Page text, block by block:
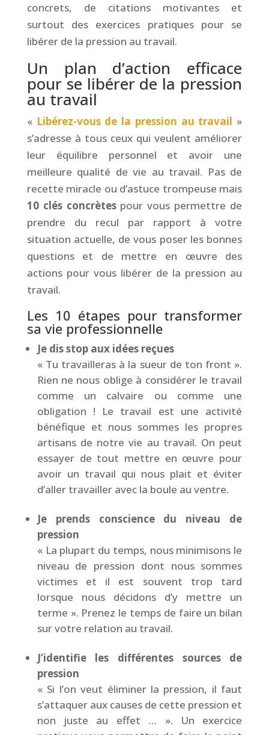
concrets, de citations motivantes et
surtout des exercices pratiques pour se
libérer de la pression au travail.
Un plan d’action efficace
pour se libérer de la pression
au travail
« Libérez-vous de la pression au travail »
s’adresse à tous ceux qui veulent améliorer
leur équilibre personnel et avoir une
meilleure qualité de vie au travail. Pas de
recette miracle ou d’astuce trompeuse mais
10 clés concrètespour vous permettre de
prendre du recul par rapport à votre
situation actuelle, de vous poser les bonnes
questions et de mettre en œuvre des
actions pour vous libérer de la pression au
travail.
Les 10 étapes pour transformer
sa vie professionnelle
Je dis stop aux idées reçues
« Tu travailleras à la sueur de ton front ».
Rien ne nous oblige à considérer le travail
comme un calvaire ou comme une
obligation ! Le travail est une activité
bénéfique et nous sommes les propres
artisans de notre vie au travail. On peut
essayer de tout mettre en œuvre pour
avoir un travail qui nous plait et éviter
d’aller travailler avec la boule au ventre.
Je prends conscience du niveau de
pression
« La plupart du temps, nous minimisons le
niveau de pression dont nous sommes
victimes et il est souvent trop tard
lorsque nous décidons d’y mettre un
terme ». Prenez le temps de faire un bilan
sur votre relation au travail.
J’identifie les différentes sources de
pression
« Si l’on veut éliminer la pression, il faut
s’attaquer aux causes de cette pression et
non juste au effet … ». Un exercice